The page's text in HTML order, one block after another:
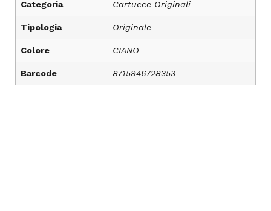
Categoria Cartucce Originali
Tipologia Originale
Colore CIANO
Barcode 8715946728353